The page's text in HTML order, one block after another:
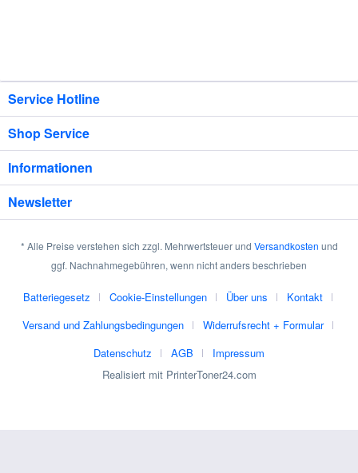
Service Hotline
Shop Service
Informationen
Newsletter
* Alle Preise verstehen sich zzgl. Mehrwertsteuer und Versandkosten und
ggf. Nachnahmegebühren, wenn nicht anders beschrieben
Batteriegesetz Cookie-Einstellungen Über uns
Kontakt
Versand und Zahlungsbedingungen
Widerrufsrecht + Formular
Datenschutz
AGB
Impressum
Realisiert mit PrinterToner24.com